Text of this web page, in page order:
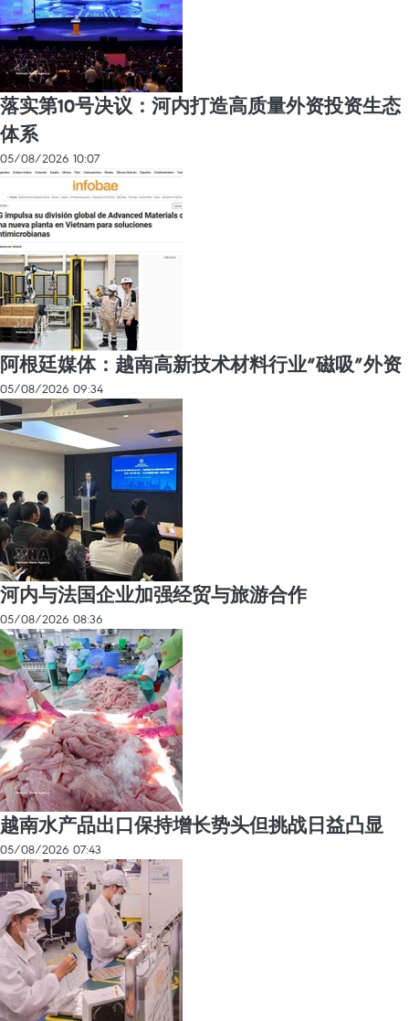
落实第10号决议：河内打造高质量外资投资生态
体系
05/08/2026 10:07
阿根廷媒体：越南高新技术材料行业“磁吸”外资
05/08/2026 09:34
河内与法国企业加强经贸与旅游合作
05/08/2026 08:36
越南水产品出口保持增长势头但挑战日益凸显
05/08/2026 07:43